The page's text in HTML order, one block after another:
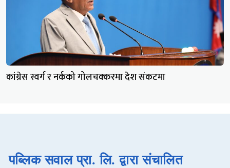
कांग्रेस स्वर्ग र नर्कको गोलचक्करमा देश संकटमा
पब्लिक सवाल प्रा. लि. द्वारा संचालित